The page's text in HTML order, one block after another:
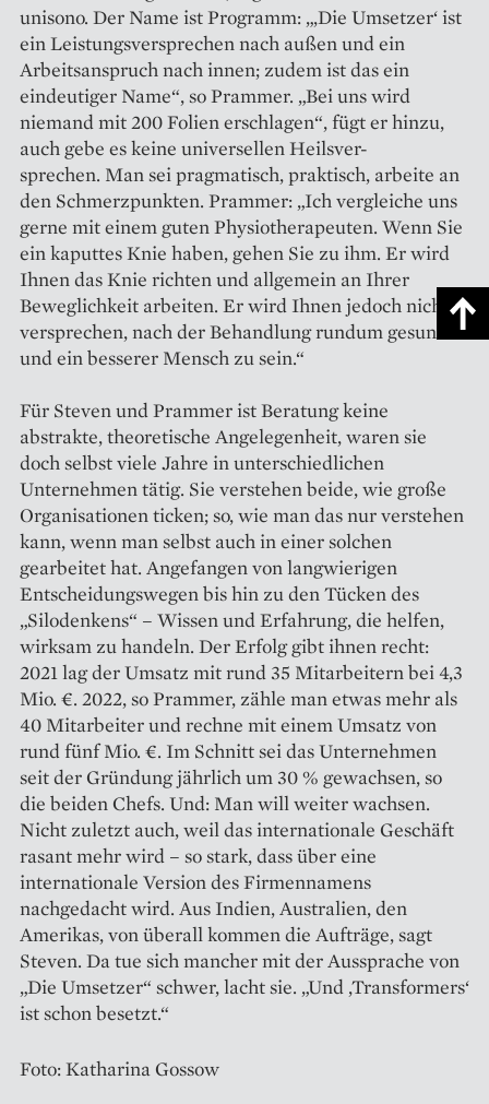
unisono. Der Name ist Programm: „‚Die Umsetzer‘ ist
ein Leistungsversprechen nach außen und ein
Arbeitsanspruch nach innen; zudem ist das ein
eindeutiger Name“, so Prammer. „Bei uns wird
niemand mit 200 Folien erschlagen“, fügt er hinzu,
auch gebe es keine universellen Heilsver-
sprechen. Man sei pragmatisch, praktisch, arbeite an
den Schmerzpunkten. Prammer: „Ich vergleiche uns
gerne mit einem guten Physiotherapeuten. Wenn Sie
ein kaputtes Knie haben, gehen Sie zu ihm. Er wird
Ihnen das Knie richten und allgemein an Ihrer
Beweglichkeit arbeiten. Er wird Ihnen jedoch nicht
versprechen, nach der Behandlung rundum gesund
und ein besserer Mensch zu sein.“
Für Steven und Prammer ist Beratung keine
abstrakte, theoretische Angelegenheit, waren sie
doch selbst viele Jahre in unterschiedlichen
Unternehmen tätig. Sie verstehen beide, wie große
Organisationen ticken; so, wie man das nur verstehen
kann, wenn man selbst auch in einer solchen
gearbeitet hat. Angefangen von langwierigen
Entscheidungswegen bis hin zu den Tücken des
„Silodenkens“ – Wissen und Erfahrung, die helfen,
wirksam zu handeln. Der Erfolg gibt ihnen recht:
2021 lag der Umsatz mit rund 35 Mitarbeitern bei 4,3
Mio. €. 2022, so Prammer, zähle man etwas mehr als
40 Mitarbeiter und rechne mit einem Umsatz von
rund fünf Mio. €. Im Schnitt sei das Unternehmen
seit der Gründung jährlich um 30 % gewachsen, so
die beiden Chefs. Und: Man will weiter wachsen.
Nicht zuletzt auch, weil das internationale Geschäft
rasant mehr wird – so stark, dass über eine
internationale Version des Firmennamens
nachgedacht wird. Aus Indien, Australien, den
Amerikas, von überall kommen die Aufträge, sagt
Steven. Da tue sich mancher mit der Aussprache von
„Die Umsetzer“ schwer, lacht sie. „Und ‚Transformers‘
ist schon besetzt.“
Foto: Katharina Gossow